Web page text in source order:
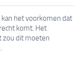
het voorkomen dat
komt. Het
zou dit moeten